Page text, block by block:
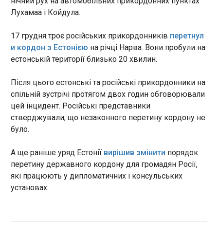
Польщі.
ЧИТАТЬ
ЗСУ уразили 13 районів зосередження росіян
08:49:46
Протягом минулої доби на фронті відбулося 263
українською армією і російськими окупантами.
Про це повідомив Генштаб ЗСУ в ранковому
зведенні в суботу, 16 травня.
ЧИТАТЬ
ЗСУ уразили 10 районів зосередження росіян
08:46:39
Протягом минулої доби на фронті відбулося 263
бойових зіткнення на 11 напрямках між
зведенні в суботу, 16 травня.
Лухамаа і Койдула.
17 грудня троє російських прикордонників перетнул
и кордон з Естонією на річці Нарва. Вони пробули на
естонській території близько 20 хвилин.
Після цього естонські та російські прикордонники на
спільній зустрічі протягом двох годин обговорювали
цей інцидент. Російські представники
стверджували, що незаконного перетину кордону не
було.
А ще раніше уряд Естонії вирішив змінити порядок
перетину державного кордону для громадян Росії,
які працюють у дипломатичних і консульських
установах.